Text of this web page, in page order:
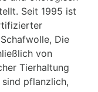
Seit 1995 ist
Die
von
Tierhaltung
pflanzlich,